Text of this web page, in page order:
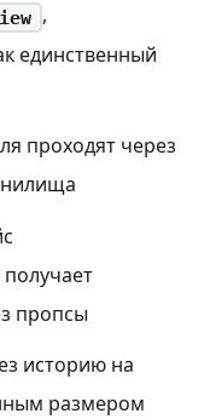
,
единственный
проходят через
пропсы
историю на
размером